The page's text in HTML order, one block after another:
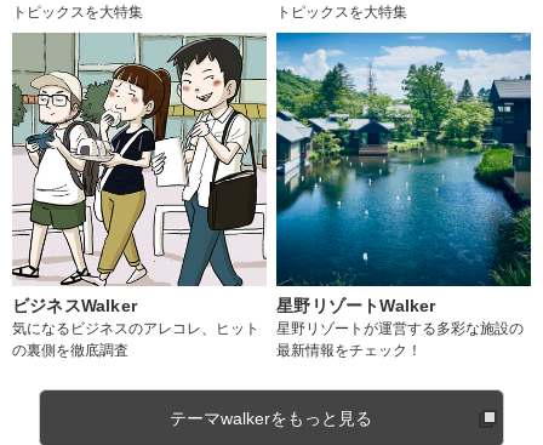
トピックスを大特集
トピックスを大特集
ビジネスWalker
気になるビジネスのアレコレ、ヒット
の裏側を徹底調査
星野リゾートWalker
星野リゾートが運営する多彩な施設の
最新情報をチェック！
テーマwalkerをもっと見る